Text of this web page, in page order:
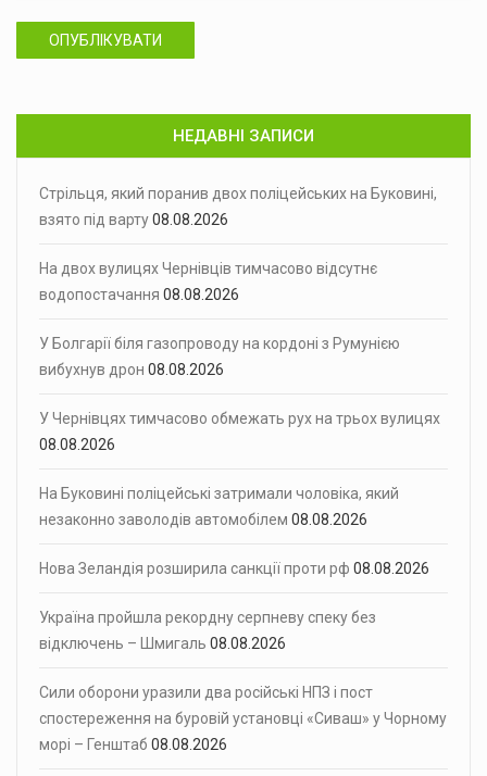
ОПУБЛІКУВАТИ
НЕДАВНІ ЗАПИСИ
Стрільця, який поранив двох поліцейських на Буковині,
взято під варту08.08.2026
На двох вулицях Чернівців тимчасово відсутнє
водопостачання 08.08.2026
У Болгарії біля газопроводу на кордоні з Румунією
вибухнув дрон 08.08.2026
У Чернівцях тимчасово обмежать рух на трьох вулицях
08.08.2026
На Буковині поліцейські затримали чоловіка, який
незаконно заволодів автомобілем 08.08.2026
Нова Зеландія розширила санкції проти рф 08.08.2026
Україна пройшла рекордну серпневу спеку без
відключень – Шмигаль 08.08.2026
Сили оборони уразили два російські НПЗ і пост
спостереження на буровій установці «Сиваш» у Чорному
морі – Генштаб 08.08.2026